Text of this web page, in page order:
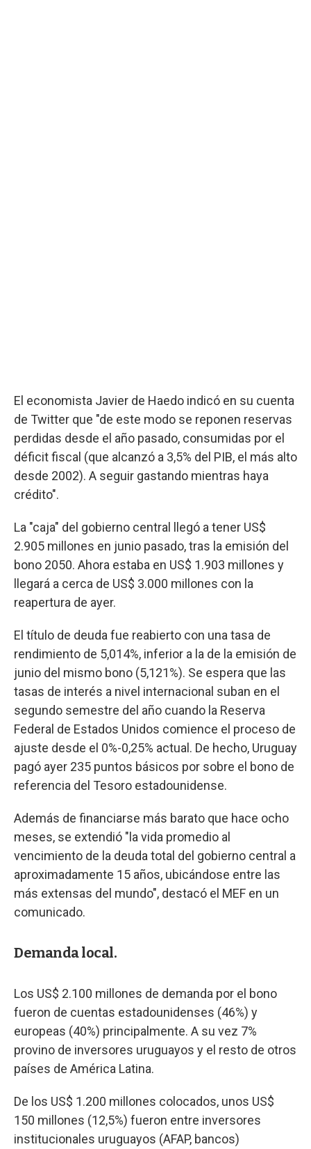
El economista Javier de Haedo indicó en su cuenta
de Twitter que "de este modo se reponen reservas
perdidas desde el año pasado, consumidas por el
déficit fiscal (que alcanzó a 3,5% del PIB, el más alto
desde 2002). A seguir gastando mientras haya
crédito".
La "caja" del gobierno central llegó a tener US$
2.905 millones en junio pasado, tras la emisión del
bono 2050. Ahora estaba en US$ 1.903 millones y
llegará a cerca de US$ 3.000 millones con la
reapertura de ayer.
El título de deuda fue reabierto con una tasa de
rendimiento de 5,014%, inferior a la de la emisión de
junio del mismo bono (5,121%). Se espera que las
tasas de interés a nivel internacional suban en el
segundo semestre del año cuando la Reserva
Federal de Estados Unidos comience el proceso de
ajuste desde el 0%-0,25% actual. De hecho, Uruguay
pagó ayer 235 puntos básicos por sobre el bono de
referencia del Tesoro estadounidense.
Además de financiarse más barato que hace ocho
meses, se extendió "la vida promedio al
vencimiento de la deuda total del gobierno central a
aproximadamente 15 años, ubicándose entre las
más extensas del mundo", destacó el MEF en un
comunicado.
Demanda local.
Los US$ 2.100 millones de demanda por el bono
fueron de cuentas estadounidenses (46%) y
europeas (40%) principalmente. A su vez 7%
provino de inversores uruguayos y el resto de otros
países de América Latina.
De los US$ 1.200 millones colocados, unos US$
150 millones (12,5%) fueron entre inversores
institucionales uruguayos (AFAP, bancos)